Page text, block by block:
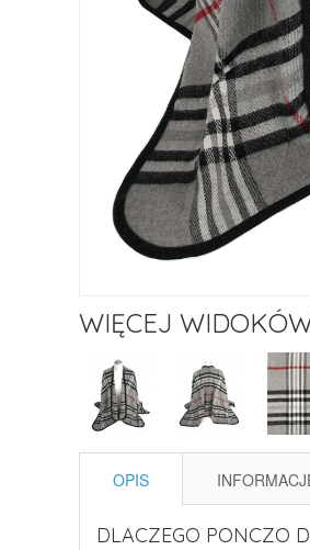
WIĘCEJ
OPIS
DLACZEGO PONCZO